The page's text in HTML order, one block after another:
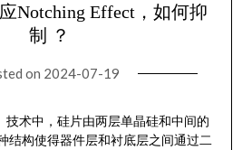
Notching Effect，如何抑
制 ？
on 2024-07-19
技术中，硅片由两层单晶硅和中间的
结构使得器件层和衬底层之间通过二